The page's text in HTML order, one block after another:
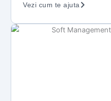
Vezi cum te ajuta